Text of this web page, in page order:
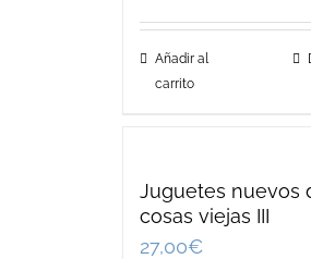
Añadir al
carrito
Juguetes nuevos
cosas viejas III
27,00€